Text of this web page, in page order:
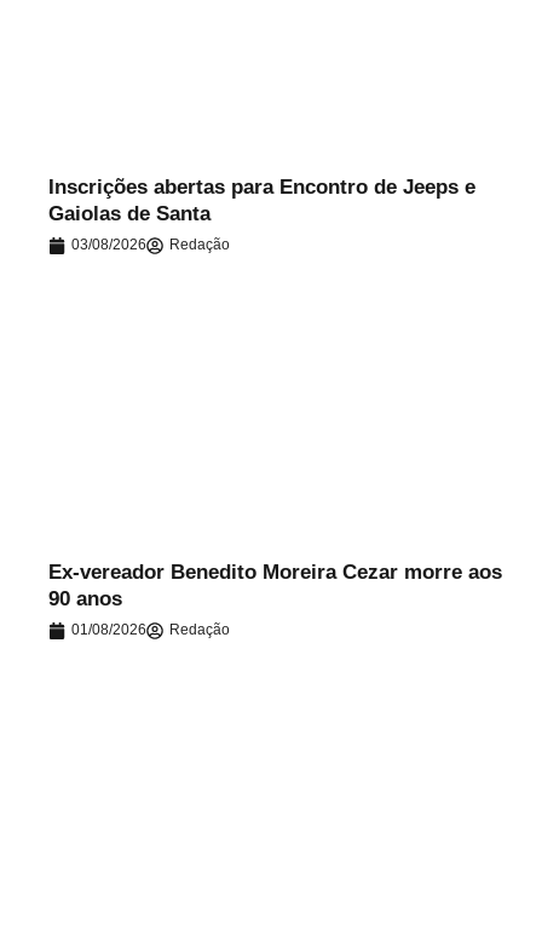
Inscrições abertas para Encontro de Jeeps e
Gaiolas de Santa
03/08/2026 Redação
Ex-vereador Benedito Moreira Cezar morre aos
90 anos
01/08/2026 Redação